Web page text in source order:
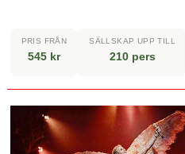
PRIS FRÅN
545 kr
SÄLLSKAP UPP TILL
210 pers